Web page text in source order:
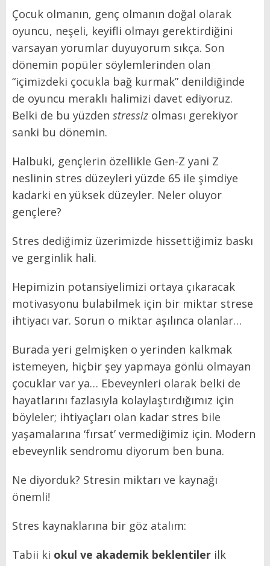
Çocuk olmanın, genç olmanın doğal olarak
oyuncu, neşeli, keyifli olmayı gerektirdiğini
varsayan yorumlar duyuyorum sıkça. Son
dönemin popüler söylemlerinden olan
“içimizdeki çocukla bağ kurmak” denildiğinde
de oyuncu meraklı halimizi davet ediyoruz.
Belki de bu yüzden stressiz olması gerekiyor
sanki bu dönemin.
Halbuki, gençlerin özellikle Gen-Z yani Z
neslinin stres düzeyleri yüzde 65 ile şimdiye
kadarki en yüksek düzeyler. Neler oluyor
gençlere?
Stres dediğimiz üzerimizde hissettiğimiz baskı
ve gerginlik hali.
Hepimizin potansiyelimizi ortaya çıkaracak
motivasyonu bulabilmek için bir miktar strese
ihtiyacı var. Sorun o miktar aşılınca olanlar…
Burada yeri gelmişken o yerinden kalkmak
istemeyen, hiçbir şey yapmaya gönlü olmayan
çocuklar var ya… Ebeveynleri olarak belki de
hayatlarını fazlasıyla kolaylaştırdığımız için
böyleler; ihtiyaçları olan kadar stres bile
yaşamalarına ‘fırsat’ vermediğimiz için. Modern
ebeveynlik sendromu diyorum ben buna.
Ne diyorduk? Stresin miktarı ve kaynağı
önemli!
Stres kaynaklarına bir göz atalım:
Tabii ki okul ve akademik beklentiler ilk